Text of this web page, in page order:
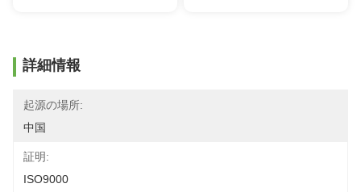
詳細情報
起源の場所:
中国
証明:
ISO9000